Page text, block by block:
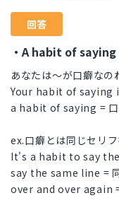
回答
・A habit of saying
あなたは～が口癖なの
Your habit of saying
a habit of saying =
ex.口癖とは同じセリ
It's a habit to say
say the same line =
over and over again